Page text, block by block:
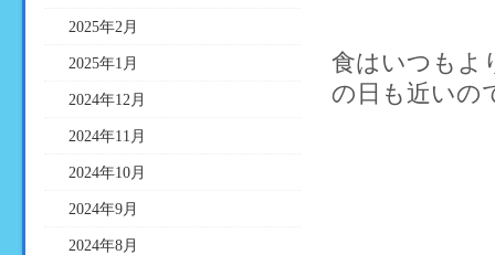
食はいつもよ
の日も近いの
2025年2月
2025年1月
2024年12月
2024年11月
2024年10月
2024年9月
2024年8月